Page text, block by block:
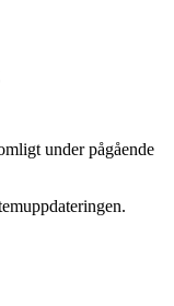
under pågående